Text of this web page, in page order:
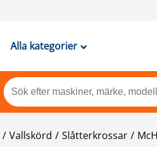
Alla kategorier
Vallskörd Slåtterkrossar